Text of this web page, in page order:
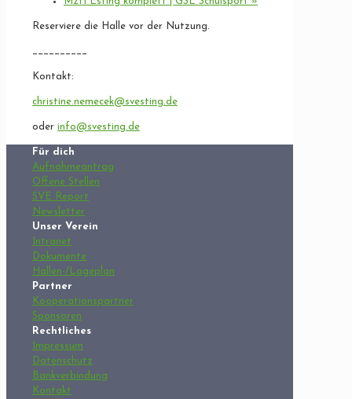
Reserviere die Halle vor der Nutzung.
__________
Kontakt:
christine.nemecek@svesting.de
oder info@svesting.de
Für dich
Aufnahmeantrag
Offene Stellen
SVE Report
Newsletter
Unser Verein
Intranet
Dokumente
Hallen-/Lageplan
Partner
Kooperationspartner
Sponsoren
Rechtliches
Impressum
Datenschutz
Bankverbindung
Kontakt